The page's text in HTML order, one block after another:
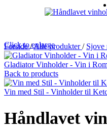
Click to enlarge
Forside/Alle produkter/ Sjove
Gladiator Vinholder - Vin i
Back to products
Vin med Stil - Vinholder til
Håndlavet